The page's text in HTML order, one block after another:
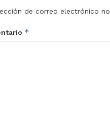
de correo electrónico
*